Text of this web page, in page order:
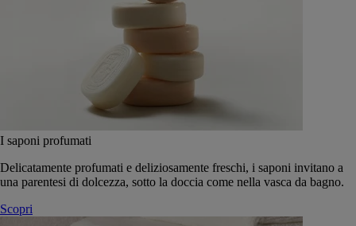
I saponi profumati
Delicatamente profumati e deliziosamente freschi, i saponi invitano a
una parentesi di dolcezza, sotto la doccia come nella vasca da bagno.
Scopri